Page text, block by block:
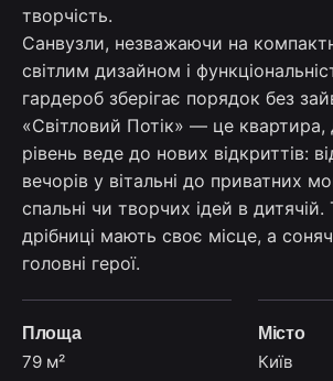
творчість.
Санвузли, незважаючи на
світлим дизайном і
гардероб зберігає порядок без
«Світловий Потік» — це
рівень веде до нових відкриттів:
вечорів у вітальні до приватних
спальні чи творчих ідей в дитячій.
дрібниці мають своє місце, а
головні герої.
Площа
79 м²
Місто
Київ